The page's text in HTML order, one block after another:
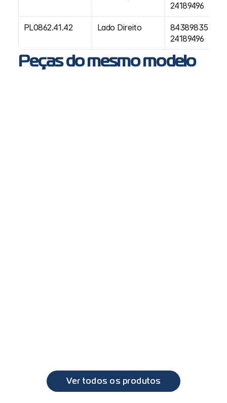
24189496
PL0862.41.42 Lado Direito
84389835 /
24189496
Peças do mesmo modelo
Ver todos os produtos